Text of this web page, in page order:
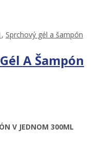
, Sprchový gél a šampón
A Šampón
V JEDNOM 300ML